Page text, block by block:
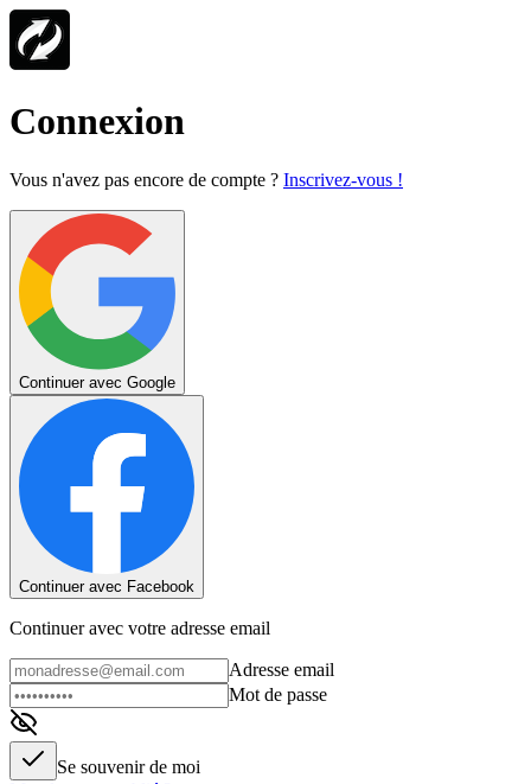
Connexion
Vous n'avez pas encore de compte ? Inscrivez-vous !
Continuer avec Google
Continuer avec Facebook
Continuer avec votre adresse email
Adresse email
Mot de passe
Se souvenir de moi